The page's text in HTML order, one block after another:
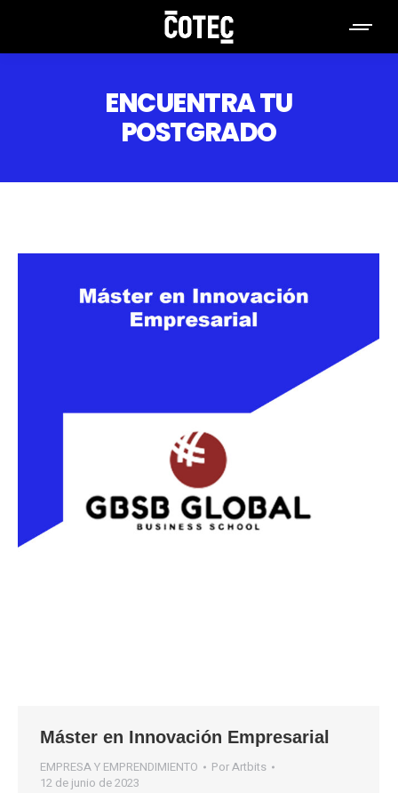
ENCUENTRA TU
POSTGRADO
Máster en Innovación Empresarial
EMPRESA Y EMPRENDIMIENTO PorArtbits
12 de junio de 2023